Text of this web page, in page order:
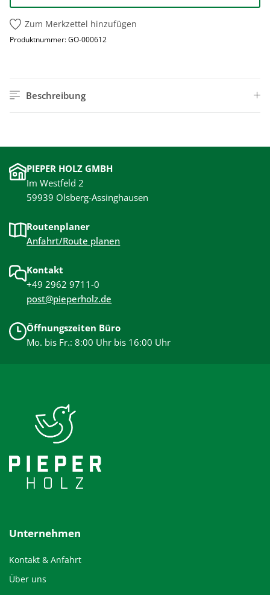
Zum Merkzettel hinzufügen
Produktnummer:GO-000612
Beschreibung
PIEPER HOLZ GMBH
Im Westfeld 2
59939 Olsberg-Assinghausen
Routenplaner
Anfahrt/Route planen
Kontakt
+49 2962 9711-0
post@pieperholz.de
Öffnungszeiten Büro
Mo. bis Fr.: 8:00 Uhr bis 16:00 Uhr
Unternehmen
Kontakt & Anfahrt
Über uns